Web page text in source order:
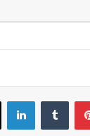
X LinkedIn